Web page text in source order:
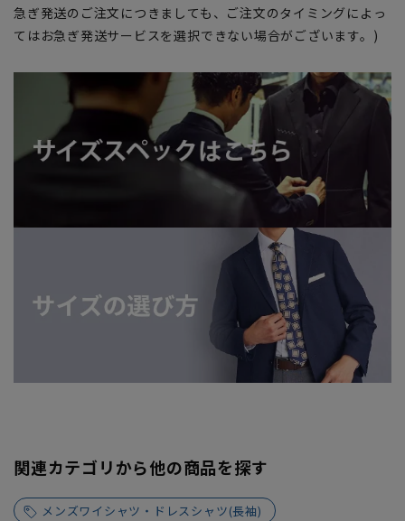
急ぎ発送のご注文につきましても、ご注文のタイミングによっ
てはお急ぎ発送サービスを選択できない場合がございます。)
関連カテゴリから他の商品を探す
メンズワイシャツ・ドレスシャツ(長袖)